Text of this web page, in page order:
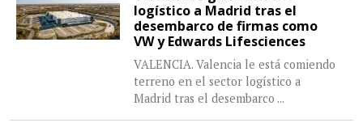
logístico a Madrid tras el
desembarco de firmas como
VW y Edwards Lifesciences
VALENCIA. Valencia le está comiendo
terreno en el sector logístico a
Madrid tras el desembarco ...